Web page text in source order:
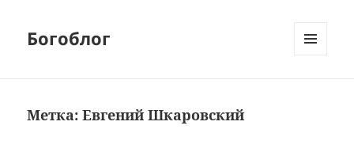
Богоблог
Метка:Евгений Шкаровский